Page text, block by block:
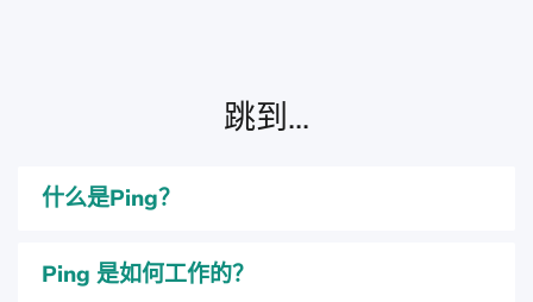
跳到...
什么是Ping？
Ping 是如何工作的？